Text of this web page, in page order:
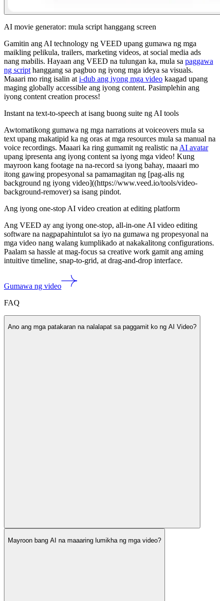
AI movie generator: mula script hanggang screen
Gamitin ang AI technology ng VEED upang gumawa ng mga
maikling pelikula, trailers, marketing videos, at social media ads
nang mabilis. Hayaan ang VEED na tulungan ka, mula sa paggawa
ng script hanggang sa pagbuo ng iyong mga ideya sa visuals.
Maaari mo ring isalin at i-dub ang iyong mga video kaagad upang
maging globally accessible ang iyong content. Pasimplehin ang
iyong content creation process!
Instant na text-to-speech at isang buong suite ng AI tools
Awtomatikong gumawa ng mga narrations at voiceovers mula sa
text upang makatipid ka ng oras at mga resources mula sa manual na
voice recordings. Maaari ka ring gumamit ng realistic na AI avatar
upang ipresenta ang iyong content sa iyong mga video! Kung
mayroon kang footage na na-record sa iyong bahay, maaari mo
itong gawing propesyonal sa pamamagitan ng [pag-alis ng
background ng iyong video]((https://www.veed.io/tools/video-
background-remover) sa isang pindot.
Ang iyong one-stop AI video creation at editing platform
Ang VEED ay ang iyong one-stop, all-in-one AI video editing
software na nagpapahintulot sa iyo na gumawa ng propesyonal na
mga video nang walang kumplikado at nakakalitong configurations.
Paalam sa hassle at mag-focus sa creative work gamit ang aming
intuitive timeline, snap-to-grid, at drag-and-drop interface.
Gumawa ng video
FAQ
Ano ang mga patakaran na nalalapat sa paggamit ko ng AI Video?
Mayroon bang AI na maaaring lumikha ng mga video?